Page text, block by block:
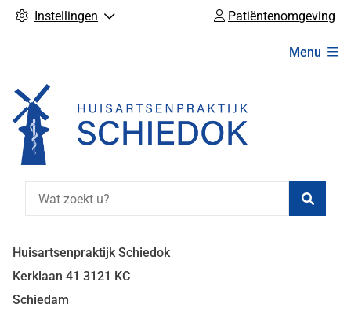
Instellingen Patiëntenomgeving
Menu
Huisartsenpraktijk Schiedok
Kerklaan 41 3121 KC
Schiedam